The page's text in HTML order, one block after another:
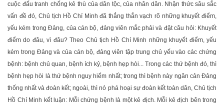
cuộc đấu tranh chống kẻ thù của dân tộc, của nhân dân. Nhận thức sâu sắc
vấn đề đó, Chủ tịch Hồ Chí Minh đã thắng thắn vạch rõ những khuyết điểm,
yếu kém trong Đảng, của cán bộ, đảng viên mắc phải và đặt câu hỏi: Khuyết
điểm do đâu, vì đâu? Theo Chủ tịch Hồ Chí Minh những khuyết điểm, yếu
kém trong Đảng và của cán bộ, đảng viên tập trung chủ yếu vào các chứng
bệnh: bệnh chủ quan, bệnh ích kỷ, bệnh hẹp hòi... Trong các thứ bệnh đó, thì
bệnh hẹp hòi là thứ bệnh nguy hiểm nhất; trong thì bệnh này ngăn cản Đảng
thống nhất và đoàn kết; ngoài, thì nó phá hoại sự đoàn kết toàn dân, Chủ tịch
Hồ Chí Minh kết luận: Mỗi chứng bệnh là một kẻ địch. Mỗi kẻ địch bên trong